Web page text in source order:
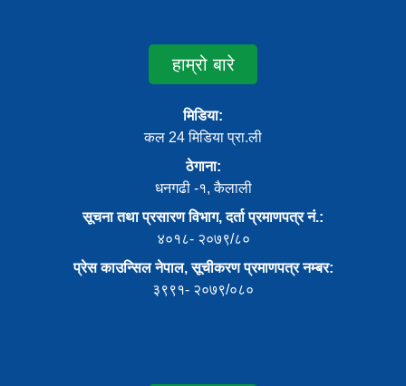
हाम्रो बारे
मिडिया:
कल 24 मिडिया प्रा.ली
ठेगाना:
धनगढी -१, कैलाली
सूचना तथा प्रसारण विभाग, दर्ता प्रमाणपत्र नं.:
४०१८- २०७९/८०
प्रेस काउन्सिल नेपाल, सूचीकरण प्रमाणपत्र नम्बर:
३९९१- २०७९/०८०